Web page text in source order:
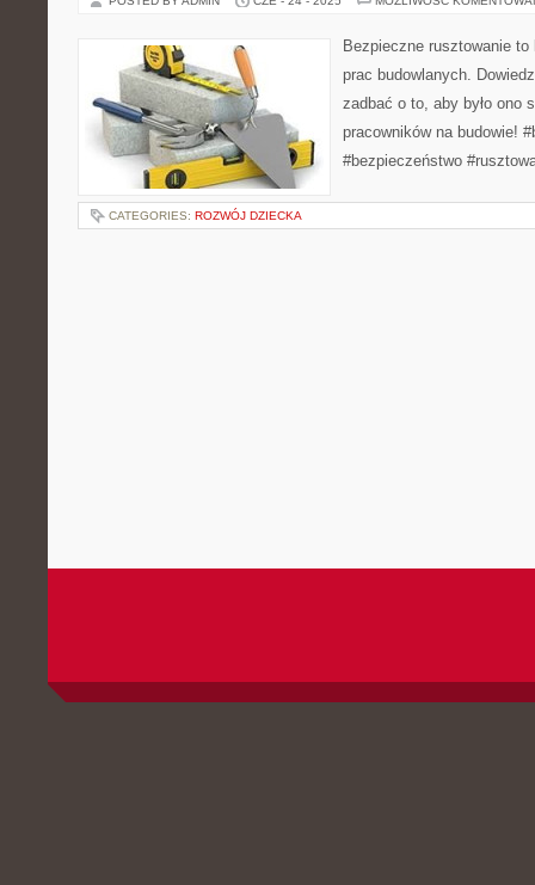
Bezpieczne rusztowanie
prac budowlanych.
zadbać o to, aby było ono
pracowników na budowie!
#bezpieczeństwo
CATEGORIES: ROZWÓJ DZIECKA